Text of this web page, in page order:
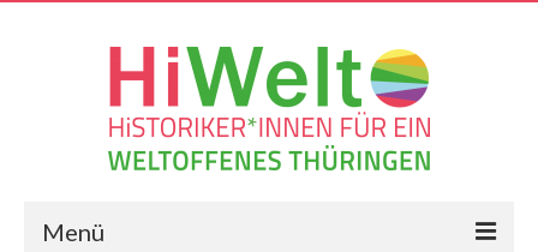
Menü